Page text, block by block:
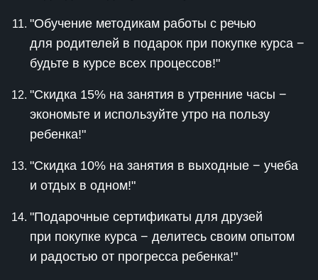
"Обучение методикам работы с речью
для родителей в подарок при покупке курса −
будьте в курсе всех процессов!"
"Скидка 15% на занятия в утренние часы −
экономьте и используйте утро на пользу
ребенка!"
"Скидка 10% на занятия в выходные − учеба
и отдых в одном!"
"Подарочные сертификаты для друзей
при покупке курса − делитесь своим опытом
и радостью от прогресса ребенка!"